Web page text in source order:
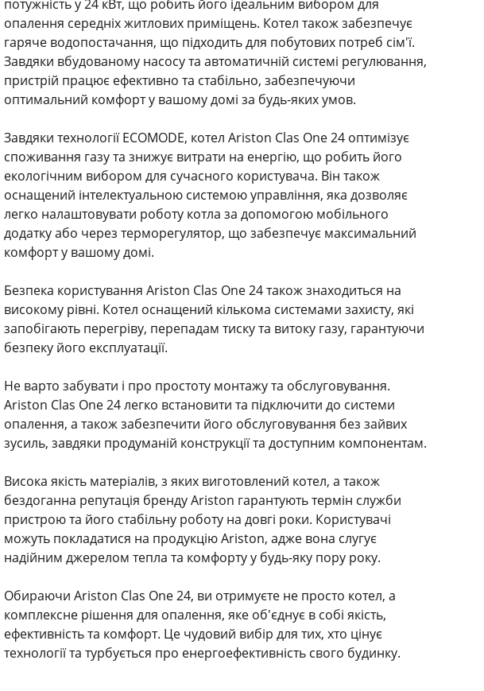
потужність у 24 кВт, що робить його ідеальним вибором для
опалення середніх житлових приміщень. Котел також забезпечує
гаряче водопостачання, що підходить для побутових потреб сім'ї.
Завдяки вбудованому насосу та автоматичній системі регулювання,
пристрій працює ефективно та стабільно, забезпечуючи
оптимальний комфорт у вашому домі за будь-яких умов.
Завдяки технології ECOMODE, котел Ariston Clas One 24 оптимізує
споживання газу та знижує витрати на енергію, що робить його
екологічним вибором для сучасного користувача. Він також
оснащений інтелектуальною системою управління, яка дозволяє
легко налаштовувати роботу котла за допомогою мобільного
додатку або через терморегулятор, що забезпечує максимальний
комфорт у вашому домі.
Безпека користування Ariston Clas One 24 також знаходиться на
високому рівні. Котел оснащений кількома системами захисту, які
запобігають перегріву, перепадам тиску та витоку газу, гарантуючи
безпеку його експлуатації.
Не варто забувати і про простоту монтажу та обслуговування.
Ariston Clas One 24 легко встановити та підключити до системи
опалення, а також забезпечити його обслуговування без зайвих
зусиль, завдяки продуманій конструкції та доступним компонентам.
Висока якість матеріалів, з яких виготовлений котел, а також
бездоганна репутація бренду Ariston гарантують термін служби
пристрою та його стабільну роботу на довгі роки. Користувачі
можуть покладатися на продукцію Ariston, адже вона слугує
надійним джерелом тепла та комфорту у будь-яку пору року.
Обираючи Ariston Clas One 24, ви отримуєте не просто котел, а
комплексне рішення для опалення, яке об'єднує в собі якість,
ефективність та комфорт. Це чудовий вибір для тих, хто цінує
технології та турбується про енергоефективність свого будинку.